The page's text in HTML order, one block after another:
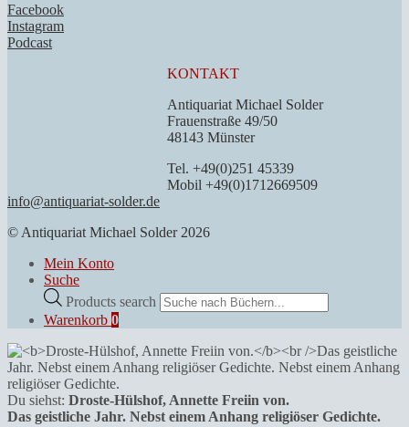
Facebook
Instagram
Podcast
KONTAKT
Antiquariat Michael Solder
Frauenstraße 49/50
48143 Münster
Tel. +49(0)251 45339
Mobil +49(0)1712669509
info@antiquariat-solder.de
© Antiquariat Michael Solder 2026
Mein Konto
Suche
Products search
Warenkorb 0
Du siehst: Droste-Hülshof, Annette Freiin von.
Das geistliche Jahr. Nebst einem Anhang religiöser Gedichte.